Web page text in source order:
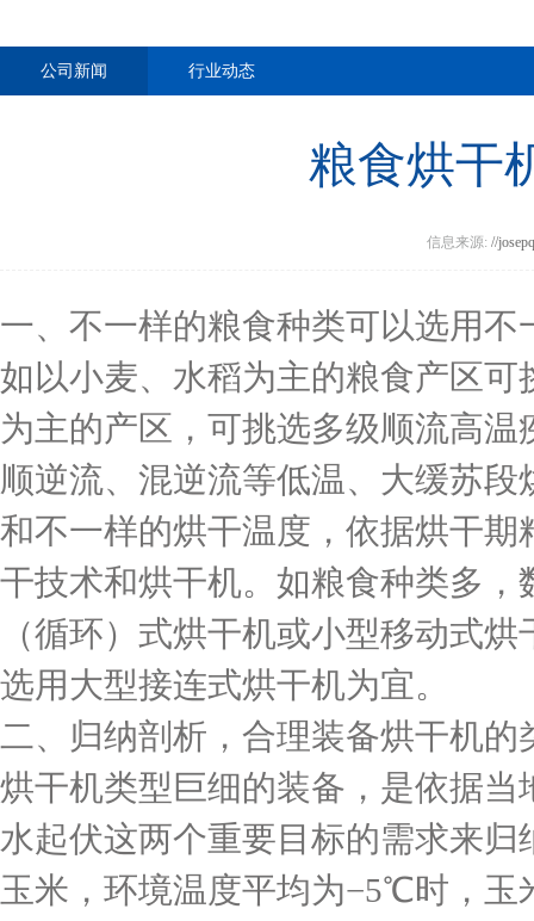
公司新闻 行业动态
粮食烘干
信息来源: //
一、不一样的粮食种类可以选用不
如以小麦、水稻为主的粮食产区
为主的产区，可挑选多级顺流高
顺逆流、混逆流等低温、大缓苏
和不一样的烘干温度，依据烘干
干技术和烘干机。如粮食种类多
（循环）式烘干机或小型移动式
选用大型接连式烘干机为宜。
二、归纳剖析，合理装备烘干机的
烘干机类型巨细的装备，是依据
水起伏这两个重要目标的需求来
玉米，环境温度平均为−5℃时，玉